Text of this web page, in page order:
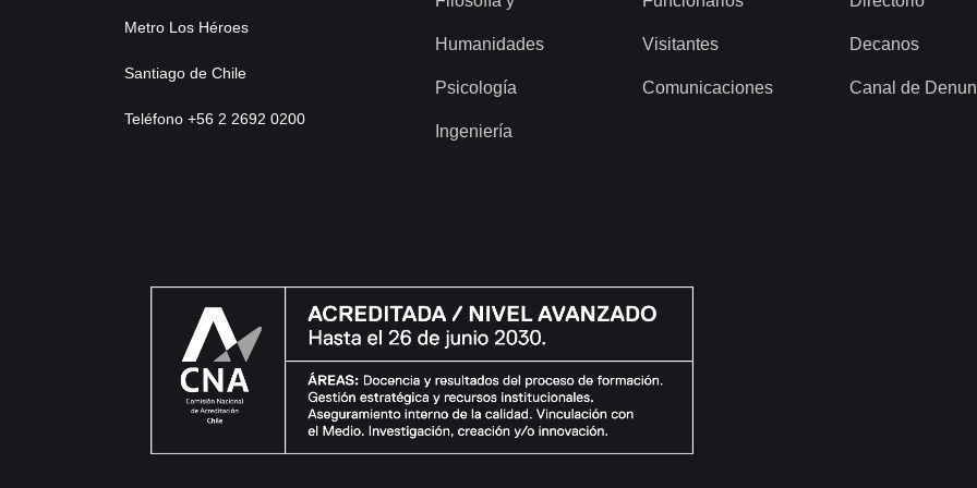
Metro Los Héroes
Santiago de Chile
Teléfono +56 2 2692 0200
Humanidades
Psicología
Ingeniería
Visitantes
Comunicaciones
Decanos
Canal de